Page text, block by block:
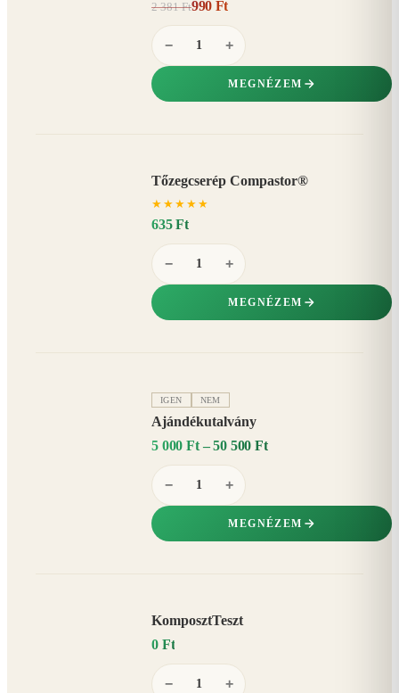
2 381 Ft990 Ft
− +
MEGNÉZEM
Tőzegcserép Compastor®
★ ★ ★ ★ ★
635 Ft
− +
MEGNÉZEM
IGEN NEM
Ajándékutalvány
5 000 Ft – 50 500 Ft
− +
MEGNÉZEM
KomposztTeszt
0 Ft
− +